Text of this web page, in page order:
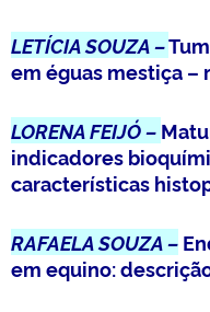
LETÍCIA SOUZA –
em éguas mestiça –
LORENA FEIJÓ –
indicadores
características
RAFAELA SOUZA –
em equino: